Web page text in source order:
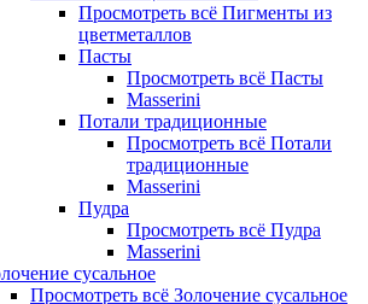
Просмотреть всё Пигменты из
цветметаллов
Пасты
Просмотреть всё Пасты
Masserini
Потали традиционные
Просмотреть всё Потали
традиционные
Masserini
Пудра
Просмотреть всё Пудра
Masserini
сусальное
Просмотреть всё Золочение сусальное